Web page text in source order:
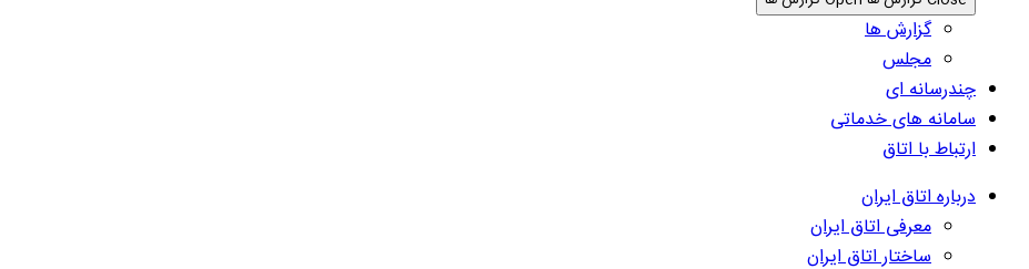
گزارش ها
مجلس
چندرسانه ای
سامانه های خدماتی
ارتباط با اتاق
درباره اتاق ایران
معرفی اتاق ایران
ساختار اتاق ایران